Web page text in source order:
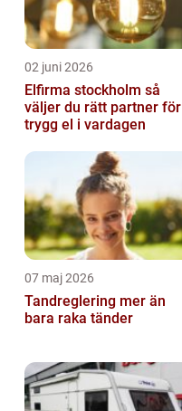
02 juni 2026
Elfirma stockholm så
väljer du rätt partner för
trygg el i vardagen
07 maj 2026
Tandreglering mer än
bara raka tänder